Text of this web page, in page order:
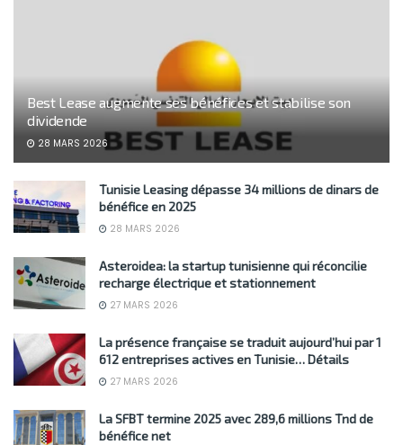
Best Lease augmente ses bénéfices et stabilise son
dividende
28 MARS 2026
Tunisie Leasing dépasse 34 millions de dinars de
bénéfice en 2025
28 MARS 2026
Asteroidea: la startup tunisienne qui réconcilie
recharge électrique et stationnement
27 MARS 2026
La présence française se traduit aujourd’hui par 1
612 entreprises actives en Tunisie… Détails
27 MARS 2026
La SFBT termine 2025 avec 289,6 millions Tnd de
bénéfice net